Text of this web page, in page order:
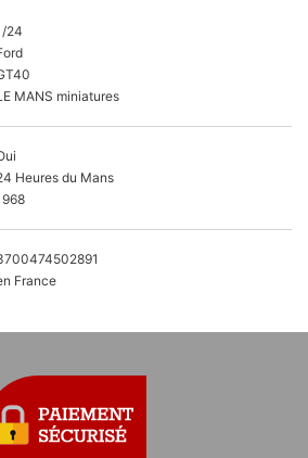
24
MANS miniatures
Heures du Mans
France